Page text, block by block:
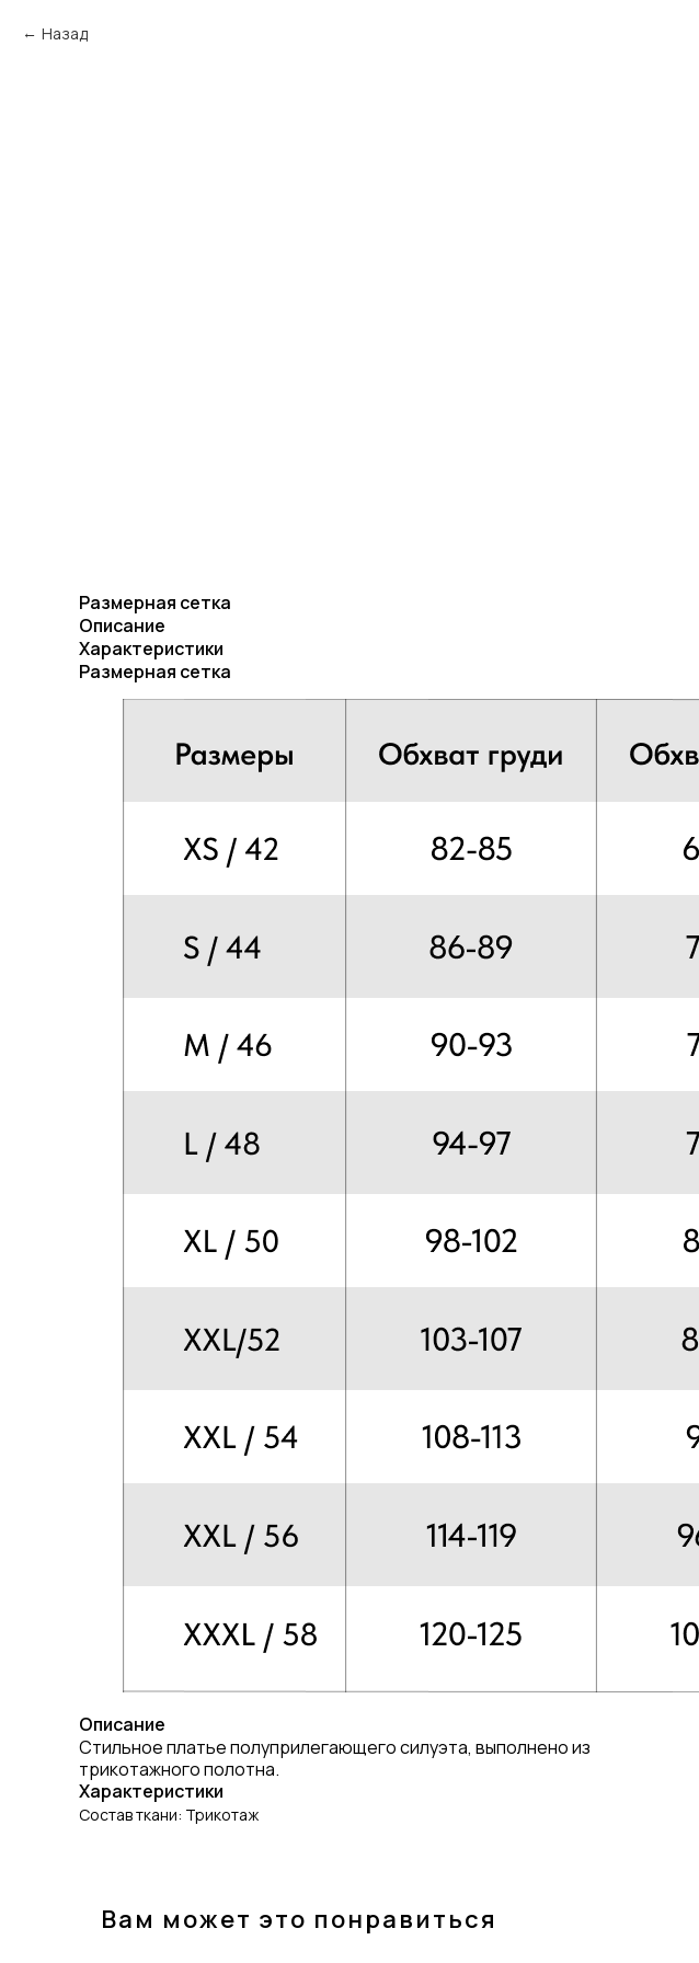
Назад
Размерная сетка
Описание
Характеристики
Размерная сетка
Описание
Стильное платье полуприлегающего силуэта, выполнено из
трикотажного полотна.
Характеристики
Состав ткани: Трикотаж
Вам может это понравиться